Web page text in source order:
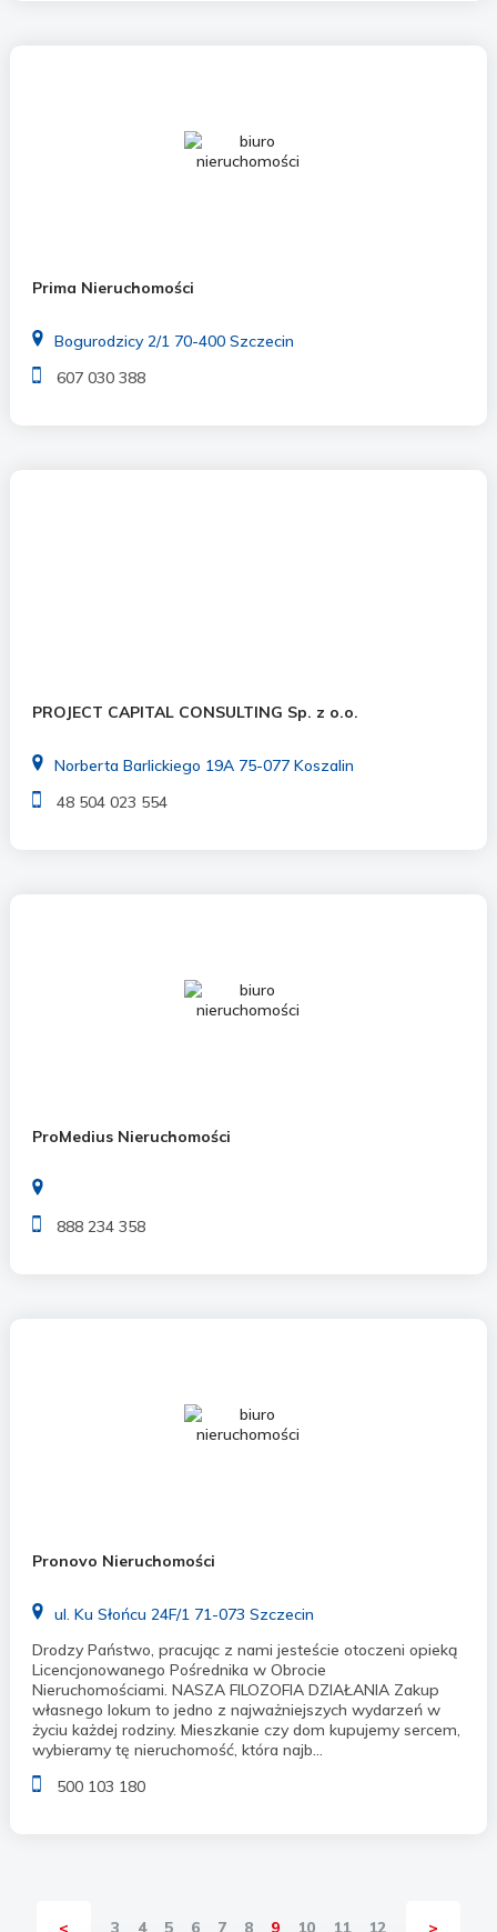
Prima Nieruchomości
Bogurodzicy 2/1 70-400 Szczecin
607 030 388
PROJECT CAPITAL CONSULTING Sp. z o.o.
Norberta Barlickiego 19A 75-077 Koszalin
48 504 023 554
ProMedius Nieruchomości
888 234 358
Pronovo Nieruchomości
ul. Ku Słońcu 24F/1 71-073 Szczecin
Drodzy Państwo, pracując z nami jesteście otoczeni opieką
Licencjonowanego Pośrednika w Obrocie
Nieruchomościami. NASZA FILOZOFIA DZIAŁANIA Zakup
własnego lokum to jedno z najważniejszych wydarzeń w
życiu każdej rodziny. Mieszkanie czy dom kupujemy sercem,
wybieramy tę nieruchomość, która najb...
500 103 180
< 3 4 5 6 7 8 9 10 11 12 >